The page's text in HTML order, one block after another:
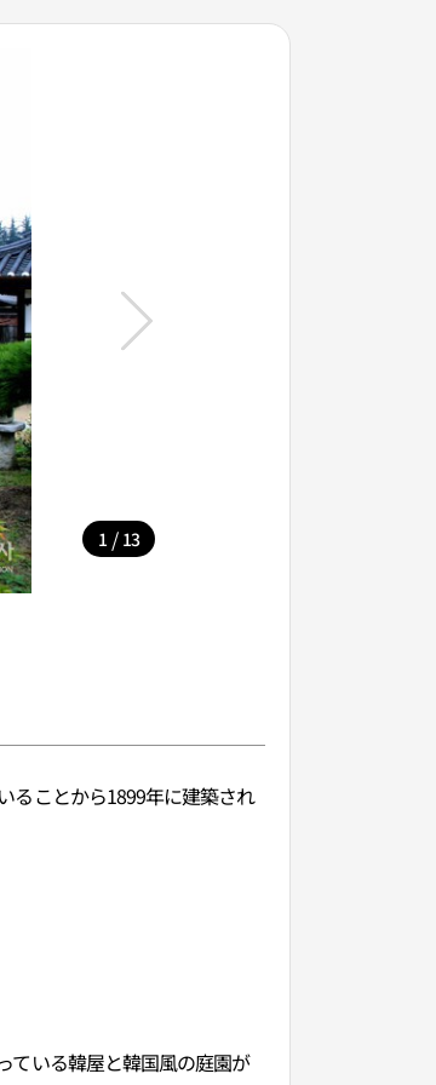
1 / 13
ることから1899年に建築され
ている韓屋と韓国風の庭園が